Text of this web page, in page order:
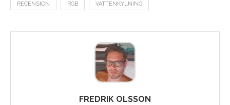
RECENSION RGB VATTENKYLNING
FREDRIK OLSSON